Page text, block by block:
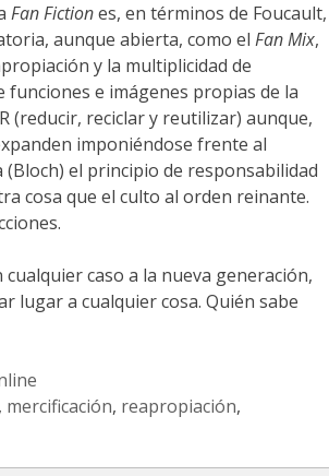
Fan Fictiones, en términos de Foucault,
aunque abierta, como el Fan Mix,
y la multiplicidad de
funciones e imágenes propias de la
(reducir, reciclar y reutilizar) aunque,
imponiéndose frente al
el principio de responsabilidad
cosa que el culto al orden reinante.
caso a la nueva generación,
lugar a cualquier cosa. Quién sabe
, mercificación, reapropiación,